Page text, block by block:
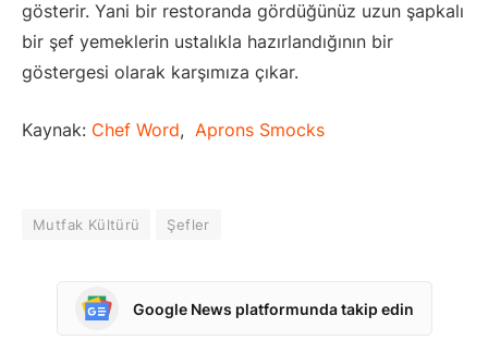
gösterir. Yani bir restoranda gördüğünüz uzun şapkalı
bir şef yemeklerin ustalıkla hazırlandığının bir
göstergesi olarak karşımıza çıkar.
Kaynak: Chef Word, Aprons Smocks
Mutfak Kültürü Şefler
Google News platformunda takip edin